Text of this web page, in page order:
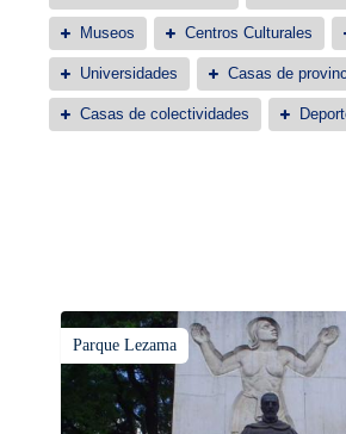
Museos Centros Culturales
Universidades Casas de
Casas de colectividades
Parque Lezama